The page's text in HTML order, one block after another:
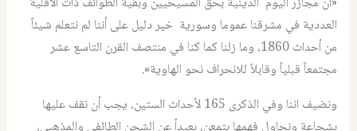
العددية في مشرقنا عموما وسورية خير دليل على أننا لم نتعلم شيئاً
من أحداث 1860، وما زلنا كما كنا في منتصف القرن التاسع عشر
مجتمعاً قبلياً وقابلاً للانحراف نحو الهاوية»
.
ونضيف اننا وفي الذكرى 165 لأحداث الستين، يجب أن نقف عليها